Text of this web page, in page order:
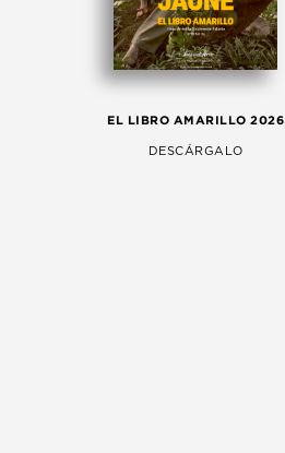
EL LIBRO AMARILLO 2026
DESCÁRGALO